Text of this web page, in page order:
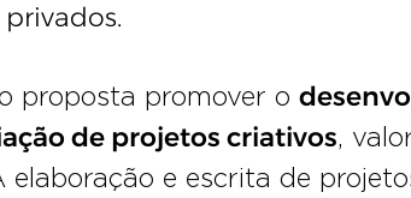
proposta promover o
de projetos criativos,
elaboração e escrita de